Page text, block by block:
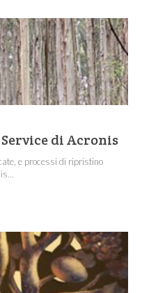
di Acronis
e processi di ripristino